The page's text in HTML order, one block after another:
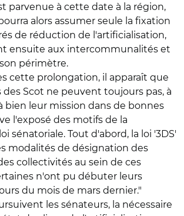
parvenue à cette date à la région,
alors assumer seule la fixation
de réduction de l'artificialisation,
ensuite aux intercommunalités et
périmètre.
cette prolongation, il apparaît que
des Scot ne peuvent toujours pas, à
bien leur mission dans de bonnes
l'exposé des motifs de la
sénatoriale. Tout d'abord, la loi '3DS'
modalités de désignation des
collectivités au sein de ces
n'ont pu débuter leurs
du mois de mars dernier."
les sénateurs, la nécessaire